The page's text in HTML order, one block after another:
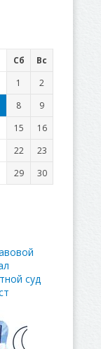
Сб
Вс
1
2
8
9
15
16
22
23
29
30